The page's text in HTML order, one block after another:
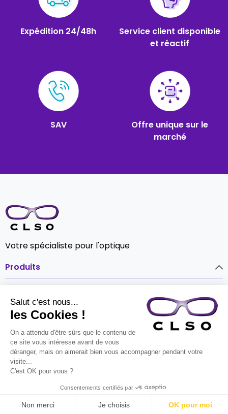
Expédition 24/48h
Service client disponible
et réactif
SAV
Offre unique sur le
marché
Votre spécialiste pour l'optique
Produits

Contact
© CLSO Tout droits réservés